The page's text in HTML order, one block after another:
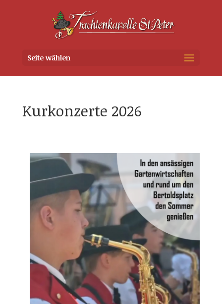
Seite wählen
Kurkonzerte 2026